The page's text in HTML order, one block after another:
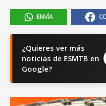
ENVÍA
¿Quieres ver más
noticias de ESMTB en
Google?